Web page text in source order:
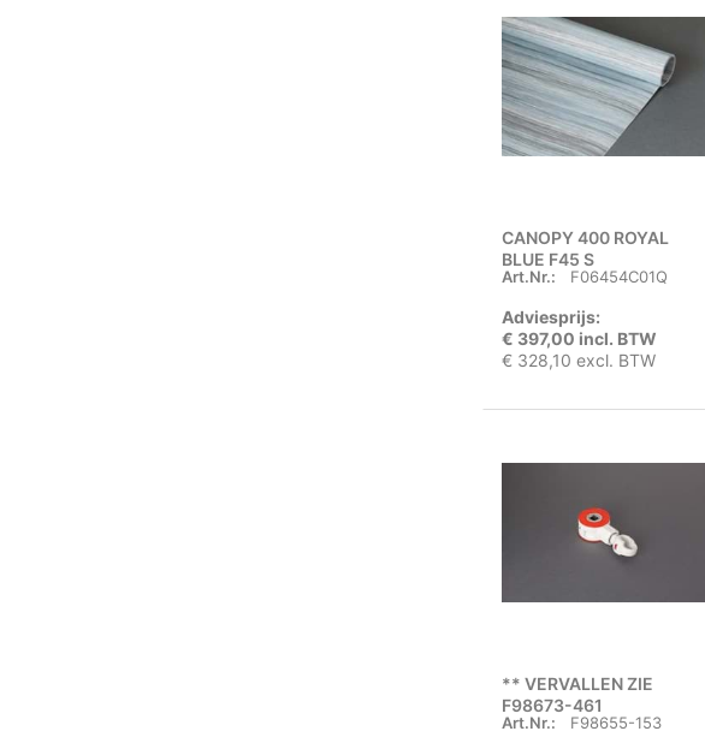
CANOPY 400 ROYAL
BLUE F45 S
Art.Nr.: F06454C01Q
Adviesprijs:
€ 397,00 incl. BTW
€ 328,10 excl. BTW
** VERVALLEN ZIE
F98673-461
DRAAIMECHANISME
Art.Nr.: F98655-153